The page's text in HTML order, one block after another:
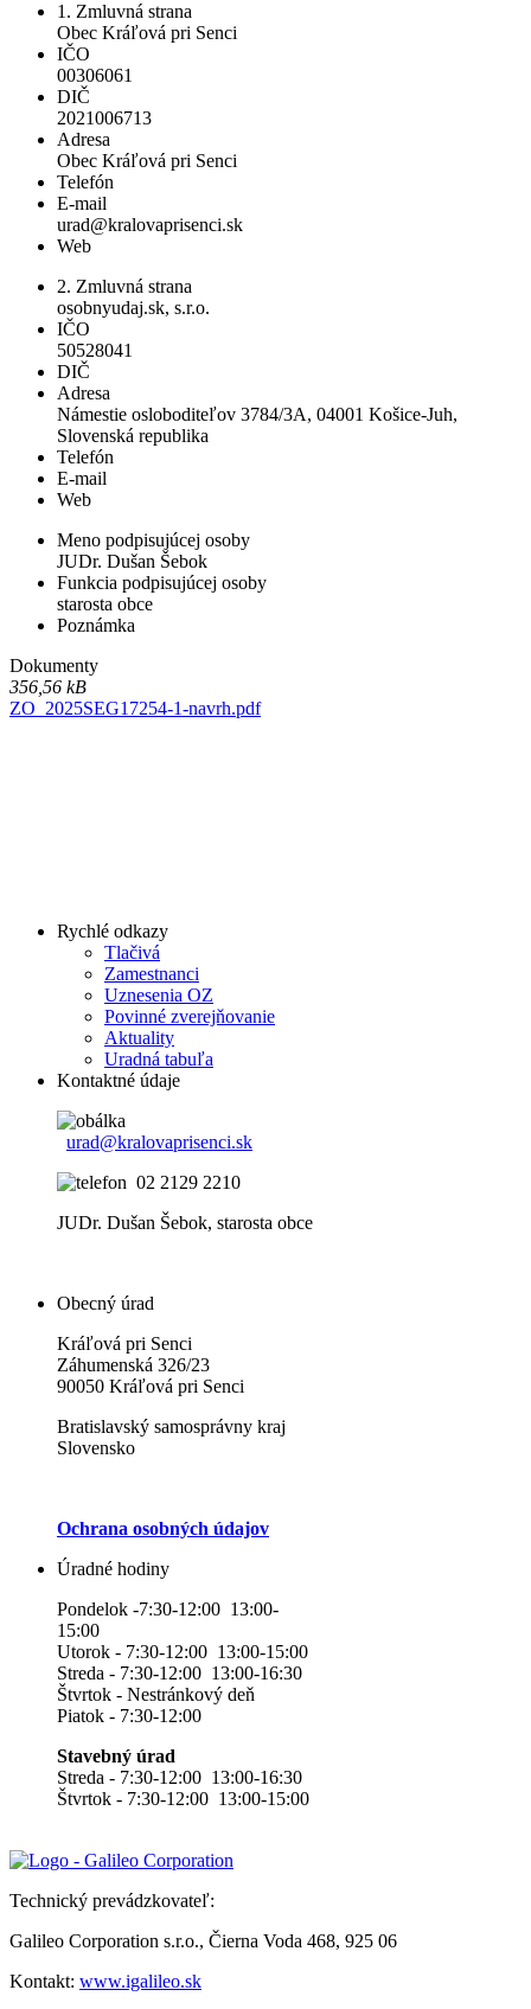
1. Zmluvná strana
Obec Kráľová pri Senci
IČO
00306061
DIČ
2021006713
Adresa
Obec Kráľová pri Senci
Telefón
E-mail
urad@kralovaprisenci.sk
Web
2. Zmluvná strana
osobnyudaj.sk, s.r.o.
IČO
50528041
DIČ
Adresa
Námestie osloboditeľov 3784/3A, 04001 Košice-Juh,
Slovenská republika
Telefón
E-mail
Web
Meno podpisujúcej osoby
JUDr. Dušan Šebok
Funkcia podpisujúcej osoby
starosta obce
Poznámka
Dokumenty
356,56 kB
ZO_2025SEG17254-1-navrh.pdf
Rychlé odkazy
Tlačivá
Zamestnanci
Uznesenia OZ
Povinné zverejňovanie
Aktuality
Uradná tabuľa
Kontaktné údaje
urad@kralovaprisenci.sk
02 2129 2210
JUDr. Dušan Šebok, starosta obce
Obecný úrad
Kráľová pri Senci
Záhumenská 326/23
90050 Kráľová pri Senci
Bratislavský samosprávny kraj
Slovensko
Ochrana osobných údajov
Úradné hodiny
Pondelok -7:30-12:00 13:00-
15:00
Utorok - 7:30-12:00 13:00-15:00
Streda - 7:30-12:00 13:00-16:30
Štvrtok - Nestránkový deň
Piatok - 7:30-12:00
Stavebný úrad
Streda - 7:30-12:00 13:00-16:30
Štvrtok - 7:30-12:00 13:00-15:00
Technický prevádzkovateľ:
Galileo Corporation s.r.o., Čierna Voda 468, 925 06
Kontakt: www.igalileo.sk